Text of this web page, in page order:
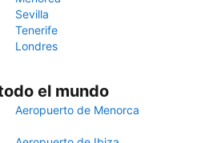
Sevilla
Tenerife
Londres
el mundo
Aeropuerto de Menorca